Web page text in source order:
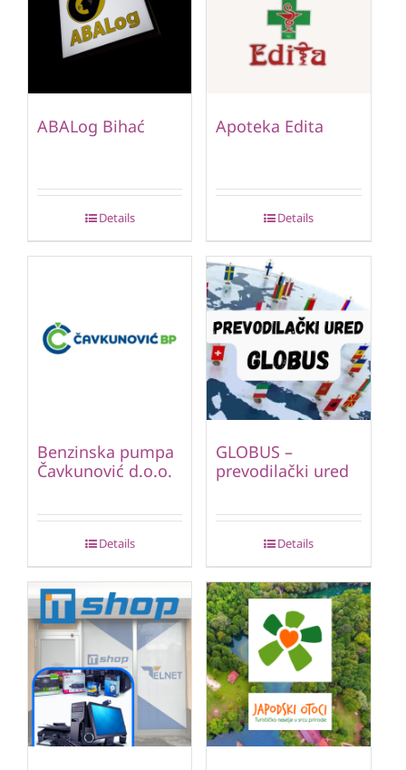
ABALog Bihać
Details
Apoteka Edita
Details
Benzinska pumpa
Čavkunović d.o.o.
Details
GLOBUS –
prevodilački ured
Details